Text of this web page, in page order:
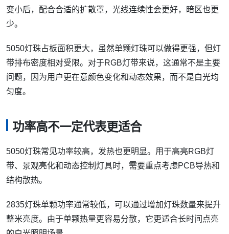
变小后，配合合适的扩散罩，光线连续性会更好，暗区也更
少。
5050灯珠占板面积更大，虽然单颗灯珠可以做得更强，但灯
带排布密度相对受限。对于RGB灯带来说，这通常不是主要
问题，因为用户更在意颜色变化和动态效果，而不是白光均
匀度。
功率高不一定代表更适合
5050灯珠常见功率较高，发热也更明显。用于高亮RGB灯
带、景观亮化和动态控制灯具时，需要重点考虑PCB导热和
结构散热。
2835灯珠单颗功率通常较低，可以通过增加灯珠数量来提升
整米亮度。由于单颗热量更容易分散，它更适合长时间点亮